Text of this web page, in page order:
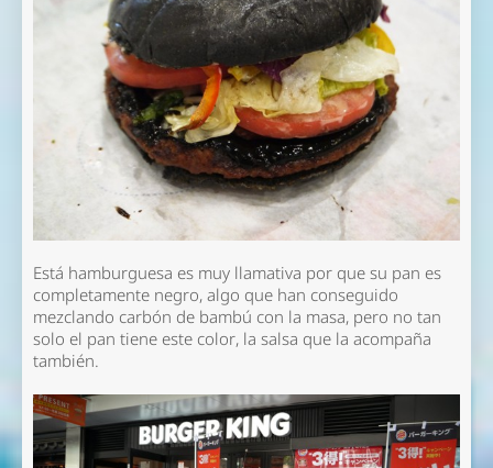
Está hamburguesa es muy llamativa por que su pan es
completamente negro, algo que han conseguido
mezclando carbón de bambú con la masa, pero no tan
solo el pan tiene este color, la salsa que la acompaña
también.